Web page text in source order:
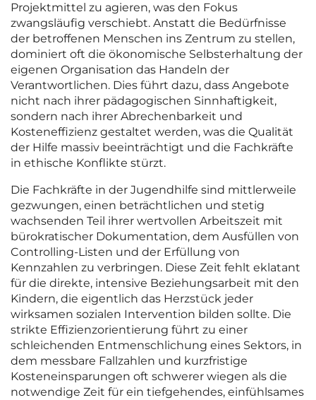
Projektmittel zu agieren, was den Fokus
zwangsläufig verschiebt. Anstatt die Bedürfnisse
der betroffenen Menschen ins Zentrum zu stellen,
dominiert oft die ökonomische Selbsterhaltung der
eigenen Organisation das Handeln der
Verantwortlichen. Dies führt dazu, dass Angebote
nicht nach ihrer pädagogischen Sinnhaftigkeit,
sondern nach ihrer Abrechenbarkeit und
Kosteneffizienz gestaltet werden, was die Qualität
der Hilfe massiv beeinträchtigt und die Fachkräfte
in ethische Konflikte stürzt.
Die Fachkräfte in der Jugendhilfe sind mittlerweile
gezwungen, einen beträchtlichen und stetig
wachsenden Teil ihrer wertvollen Arbeitszeit mit
bürokratischer Dokumentation, dem Ausfüllen von
Controlling-Listen und der Erfüllung von
Kennzahlen zu verbringen. Diese Zeit fehlt eklatant
für die direkte, intensive Beziehungsarbeit mit den
Kindern, die eigentlich das Herzstück jeder
wirksamen sozialen Intervention bilden sollte. Die
strikte Effizienzorientierung führt zu einer
schleichenden Entmenschlichung eines Sektors, in
dem messbare Fallzahlen und kurzfristige
Kosteneinsparungen oft schwerer wiegen als die
notwendige Zeit für ein tiefgehendes, einfühlsames